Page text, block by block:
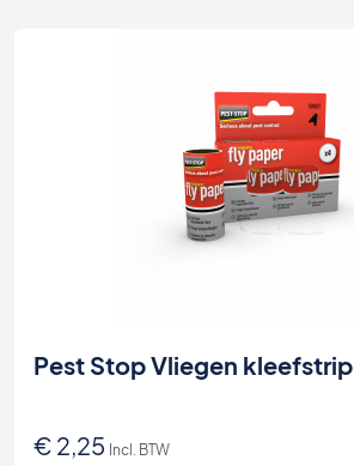
Pest Stop Vliegen kleefstrip
€ 2,25 Incl. BTW